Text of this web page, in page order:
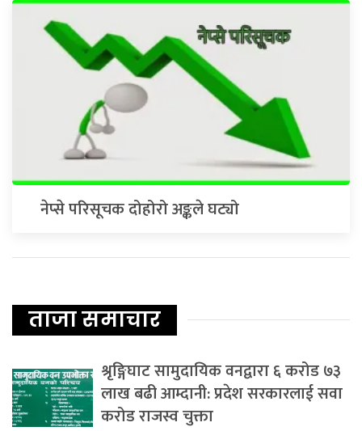
नेप्से परिसूचक दोहोरो अङ्कले घट्यो
ताजा समाचार
श्रृङ्गिघाट सामुदायिक वनद्वारा ६ करोड ७३
लाख बढी आम्दानी: प्रदेश सरकारलाई सवा
करोड राजस्व चुक्ता